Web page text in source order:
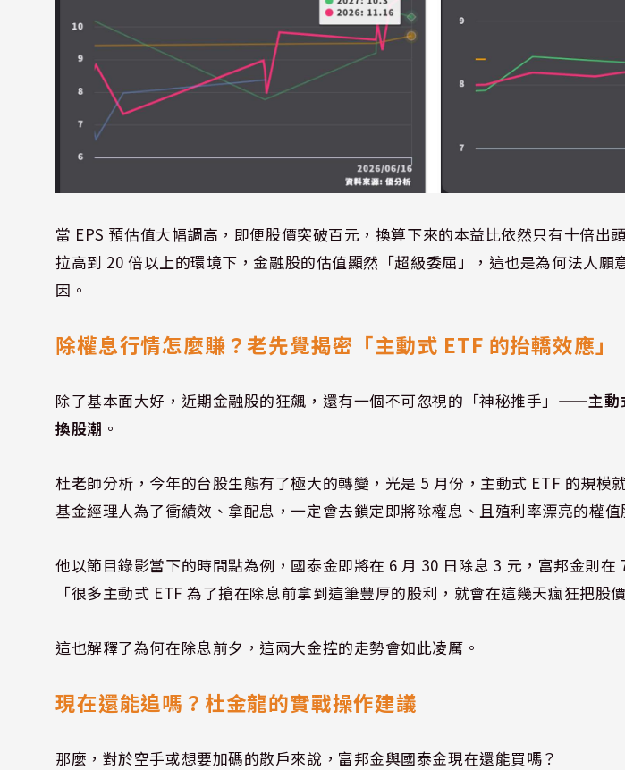
當 EPS 預估值大幅調高，即便股價突破百元，換算下來的本益比依然只有十倍出
拉高到 20 倍以上的環境下，金融股的估值顯然「超級委屈」，這也是為何法人願
因。
除權息行情怎麼賺？老先覺揭密「主動式 ETF 的抬轎效應」
除了基本面大好，近期金融股的狂飆，還有一個不可忽視的「神秘推手」——主動
換股潮 。
杜老師分析，今年的台股生態有了極大的轉變，光是 5 月份，主動式 ETF 的規模
基金經理人為了衝績效、拿配息，一定會去鎖定即將除權息、且殖利率漂亮的權值
他以節目錄影當下的時間點為例，國泰金即將在 6 月 30 日除息 3 元，富邦金則在
「很多主動式 ETF 為了搶在除息前拿到這筆豐厚的股利，就會在這幾天瘋狂把股價
這也解釋了為何在除息前夕，這兩大金控的走勢會如此凌厲。
現在還能追嗎？杜金龍的實戰操作建議
那麼，對於空手或想要加碼的散戶來說，富邦金與國泰金現在還能買嗎？